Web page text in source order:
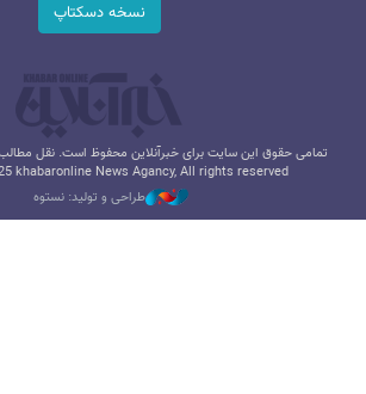
نسخه دسکتاپ
تمامی حقوق این سایت برای خبرآنلاین محفوظ است. نقل مطالب
khabaronline News Agancy, All rights reserved
طراحی و تولید: نستوه